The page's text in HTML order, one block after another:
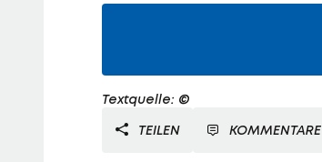
Textquelle: ©
TEILEN
KOMMENTARE